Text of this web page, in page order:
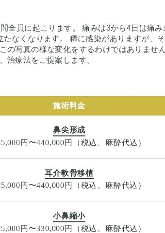
全員に起こります。 痛みは3から4日は痛
なくなります。 稀に感染がありますが、
の写真の様な変化をするわけではありませ
治療法をご提案します。
施術料金
鼻尖形成
円〜440,000円（税込、麻酔代込）
耳介軟骨移植
円〜440,000円（税込、麻酔代込）
小鼻縮小
円〜330,000円（税込、麻酔代込）